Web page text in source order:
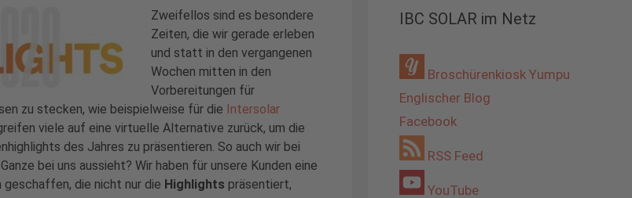
Zweifellos sind es besondere
Zeiten, die wir gerade erleben
und statt in den vergangenen
Wochen mitten in den
Vorbereitungen für
zu stecken, wie beispielweise für die Intersolar
viele auf eine virtuelle Alternative zurück, um die
des Jahres zu präsentieren. So auch wir bei
Ganze bei uns aussieht? Wir haben für unsere Kunden eine
die nicht nur die Highlights präsentiert,
IBC SOLAR im Netz
Broschürenkiosk Yumpu
Englischer Blog
Facebook
RSS Feed
YouTube